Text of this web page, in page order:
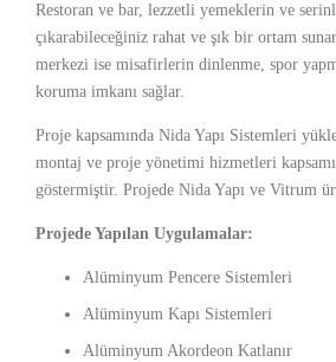
Restoran ve bar, lezzetli yemeklerin ve
çıkarabileceğiniz rahat ve şık bir ortam
merkezi ise misafirlerin dinlenme, spor
koruma imkanı sağlar.
Proje kapsamında Nida Yapı Sistemleri
montaj ve proje yönetimi hizmetleri
göstermiştir. Projede Nida Yapı ve Vitrum
Projede Yapılan Uygulamalar:
Alüminyum Pencere Sistemleri
Alüminyum Kapı Sistemleri
Alüminyum Akordeon Katlanır